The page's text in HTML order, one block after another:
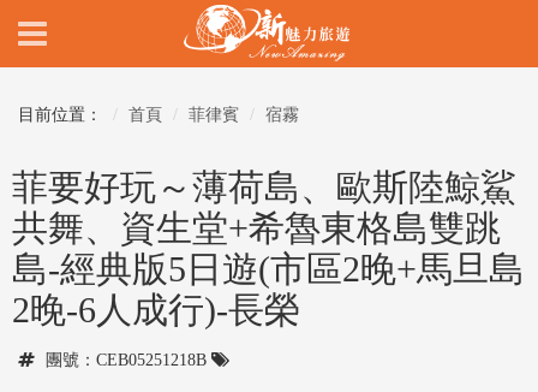
目前位置： 首頁 菲律賓 宿霧
菲要好玩～薄荷島、歐斯陸鯨鯊
共舞、資生堂+希魯東格島雙跳
島-經典版5日遊(市區2晚+馬旦島
2晚-6人成行)-長榮
團號：CEB05251218B